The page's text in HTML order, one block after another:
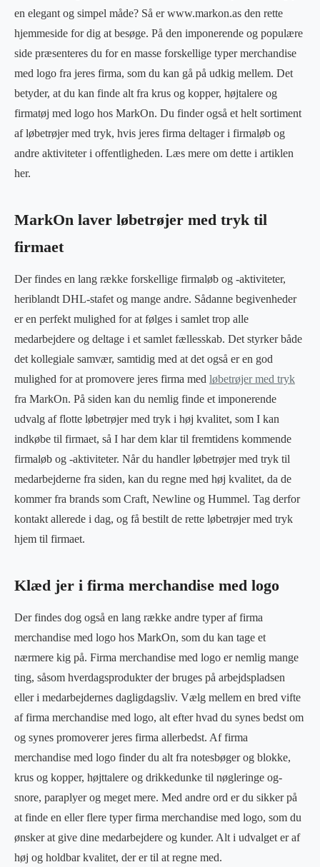
en elegant og simpel måde? Så er www.markon.as den rette
hjemmeside for dig at besøge. På den imponerende og populære
side præsenteres du for en masse forskellige typer merchandise
med logo fra jeres firma, som du kan gå på udkig mellem. Det
betyder, at du kan finde alt fra krus og kopper, højtalere og
firmatøj med logo hos MarkOn. Du finder også et helt sortiment
af løbetrøjer med tryk, hvis jeres firma deltager i firmaløb og
andre aktiviteter i offentligheden. Læs mere om dette i artiklen
her.
MarkOn laver løbetrøjer med tryk til
firmaet
Der findes en lang række forskellige firmaløb og -aktiviteter,
heriblandt DHL-stafet og mange andre. Sådanne begivenheder
er en perfekt mulighed for at følges i samlet trop alle
medarbejdere og deltage i et samlet fællesskab. Det styrker både
det kollegiale samvær, samtidig med at det også er en god
mulighed for at promovere jeres firma med løbetrøjer med tryk
fra MarkOn. På siden kan du nemlig finde et imponerende
udvalg af flotte løbetrøjer med tryk i høj kvalitet, som I kan
indkøbe til firmaet, så I har dem klar til fremtidens kommende
firmaløb og -aktiviteter. Når du handler løbetrøjer med tryk til
medarbejderne fra siden, kan du regne med høj kvalitet, da de
kommer fra brands som Craft, Newline og Hummel. Tag derfor
kontakt allerede i dag, og få bestilt de rette løbetrøjer med tryk
hjem til firmaet.
Klæd jer i firma merchandise med logo
Der findes dog også en lang række andre typer af firma
merchandise med logo hos MarkOn, som du kan tage et
nærmere kig på. Firma merchandise med logo er nemlig mange
ting, såsom hverdagsprodukter der bruges på arbejdspladsen
eller i medarbejdernes dagligdagsliv. Vælg mellem en bred vifte
af firma merchandise med logo, alt efter hvad du synes bedst om
og synes promoverer jeres firma allerbedst. Af firma
merchandise med logo finder du alt fra notesbøger og blokke,
krus og kopper, højttalere og drikkedunke til nøgleringe og-
snore, paraplyer og meget mere. Med andre ord er du sikker på
at finde en eller flere typer firma merchandise med logo, som du
ønsker at give dine medarbejdere og kunder. Alt i udvalget er af
høj og holdbar kvalitet, der er til at regne med.